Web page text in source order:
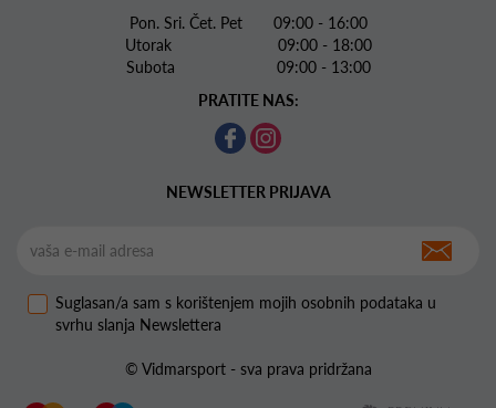
Pon. Sri. Čet. Pet 09:00 - 16:00
Utorak 09:00 - 18:00
Subota 09:00 - 13:00
PRATITE NAS:
NEWSLETTER PRIJAVA
Suglasan/a sam s korištenjem mojih osobnih podataka u
svrhu slanja Newslettera
© Vidmarsport - sva prava pridržana